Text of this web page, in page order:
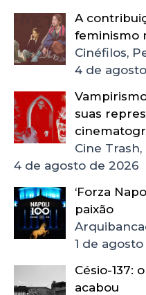
A
feminismo
Cinéfilos,
4 de
suas
Cine
4 de agosto de 2026
‘Forza
paixão
1 de
Césio-137:
acabou